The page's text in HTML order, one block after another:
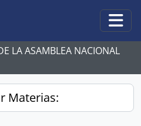
LA ASAMBLEA NACIONAL
Materias: